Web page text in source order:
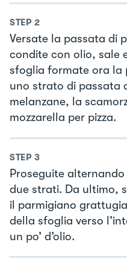
STEP 2
Versate la passata di
condite con olio, sale
sfoglia formate ora la
uno strato di passata
melanzane, la
mozzarella per pizza.
STEP 3
Proseguite
due strati. Da ultimo,
il parmigiano
della sfoglia verso
un po’ d’olio.